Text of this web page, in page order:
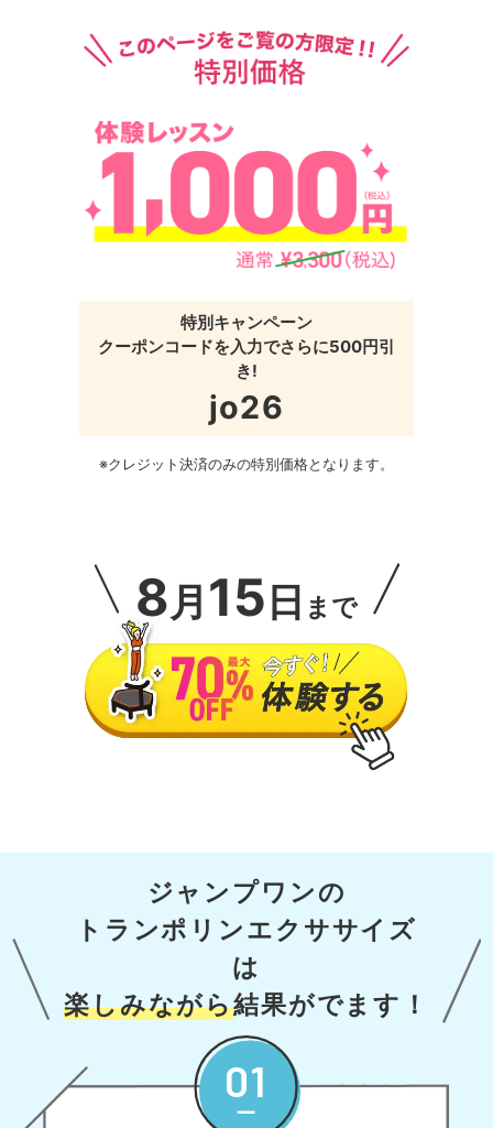
特別キャンペーン
クーポンコードを入力でさらに500円引
き!
jo26
※クレジット決済のみの特別価格となります。
8月 15 日 まで
ジャンプワンの
トランポリンエクササイズ
は
楽しみながら結果がでます！
01